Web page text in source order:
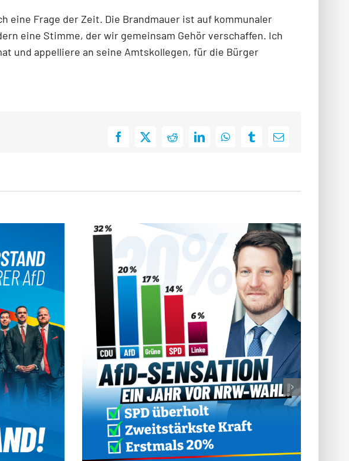
eine Frage der Zeit. Die Brandmauer ist auf kommunaler
eine Stimme, der wir gemeinsam Gehör verschaffen. Ich
und appelliere an seine Amtskollegen, für die Bürger
Facebook
X RedditLinkedInWhatsAppTumblrE-